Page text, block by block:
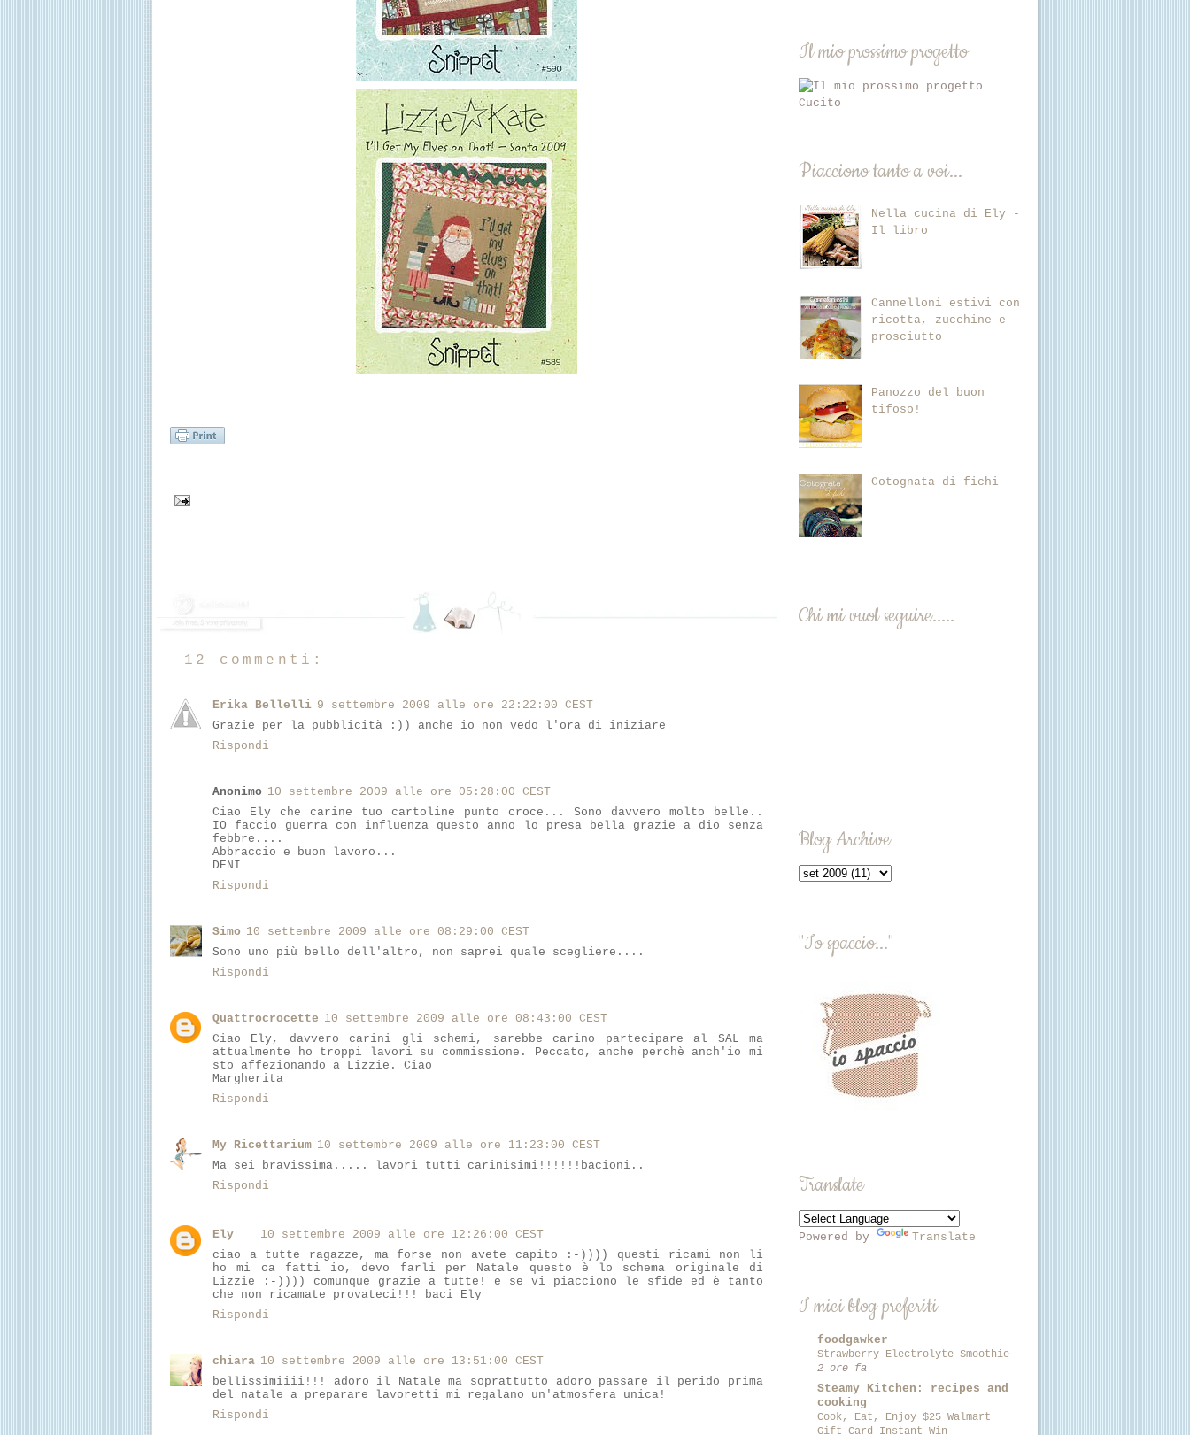
12 commenti:
Erika Bellelli 9 settembre 2009 alle ore 22:22:00 CEST
Grazie per la pubblicità :)) anche io non vedo l'ora di iniziare
Rispondi
Anonimo 10 settembre 2009 alle ore 05:28:00 CEST
Ciao Ely che carine tuo cartoline punto croce... Sono davvero molto belle..
IO faccio guerra con influenza questo anno lo presa bella grazie a dio senza
febbre....
Abbraccio e buon lavoro...
DENI
Rispondi
Simo 10 settembre 2009 alle ore 08:29:00 CEST
Sono uno più bello dell'altro, non saprei quale scegliere....
Rispondi
Quattrocrocette 10 settembre 2009 alle ore 08:43:00 CEST
Ciao Ely, davvero carini gli schemi, sarebbe carino partecipare al SAL ma
attualmente ho troppi lavori su commissione. Peccato, anche perchè anch'io mi
sto affezionando a Lizzie. Ciao
Margherita
Rispondi
My Ricettarium 10 settembre 2009 alle ore 11:23:00 CEST
Ma sei bravissima..... lavori tutti carinisimi!!!!!!bacioni..
Rispondi
Ely
10 settembre 2009 alle ore 12:26:00 CEST
ciao a tutte ragazze, ma forse non avete capito :-)))) questi ricami non li
ho mi ca fatti io, devo farli per Natale questo è lo schema originale di
Lizzie :-)))) comunque grazie a tutte! e se vi piacciono le sfide ed è tanto
che non ricamate provateci!!! baci Ely
Rispondi
chiara 10 settembre 2009 alle ore 13:51:00 CEST
bellissimiiii!!! adoro il Natale ma soprattutto adoro passare il perido prima
del natale a preparare lavoretti mi regalano un'atmosfera unica!
Rispondi
Il mio prossimo progetto
Cucito
Piacciono tanto a voi...
Nella cucina di Ely -
Il libro
Cannelloni estivi con
ricotta, zucchine e
prosciutto
Panozzo del buon
tifoso!
Cotognata di fichi
Chi mi vuol seguire.....
Blog Archive
"Io spaccio..."
Translate
Powered by Translate
I miei blog preferiti
foodgawker
Strawberry Electrolyte Smoothie
2 ore fa
Steamy Kitchen: recipes and
cooking
Cook, Eat, Enjoy $25 Walmart
Gift Card Instant Win